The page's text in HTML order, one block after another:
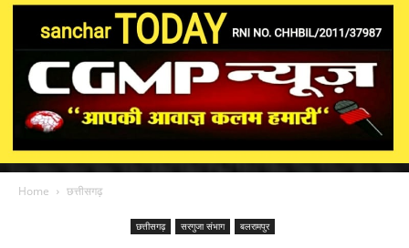
Home छत्तीसगढ़
छत्तीसगढ़ सरगुजा संभाग बलरामपुर